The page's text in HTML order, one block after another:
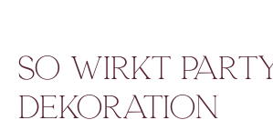
So wirkt
Dekoration